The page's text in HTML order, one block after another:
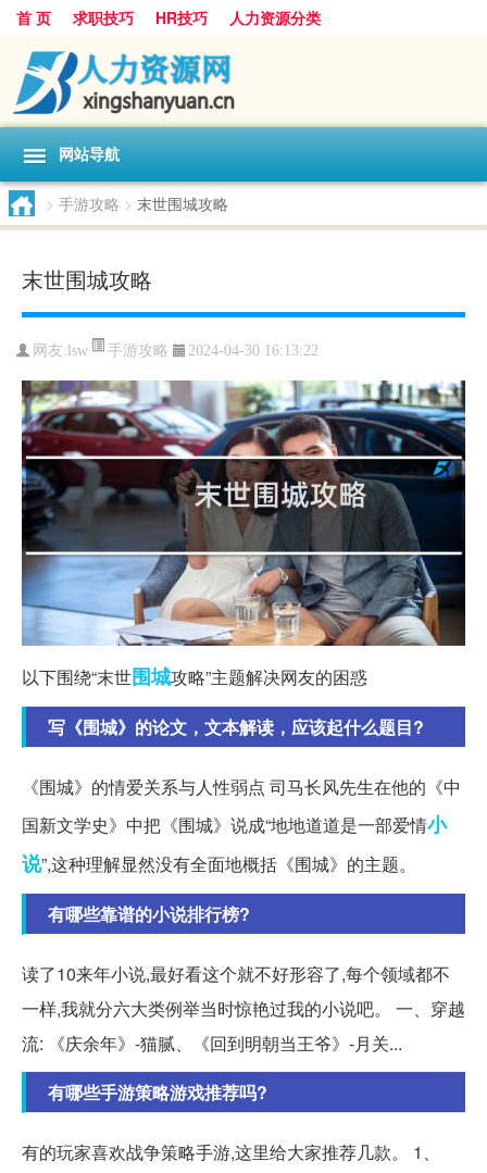
首 页 求职技巧 HR技巧 人力资源分类
网站导航
> 手游攻略 > 末世围城攻略
末世围城攻略
网友:lsw 手游攻略 2024-04-30 16:13:22
以下围绕“末世围城攻略”主题解决网友的困惑
写《围城》的论文，文本解读，应该起什么题目?
《围城》的情爱关系与人性弱点 司马长风先生在他的《中
国新文学史》中把《围城》说成“地地道道是一部爱情小
说”,这种理解显然没有全面地概括《围城》的主题。
有哪些靠谱的小说排行榜?
读了10来年小说,最好看这个就不好形容了,每个领域都不
一样,我就分六大类例举当时惊艳过我的小说吧。 一、穿越
流: 《庆余年》-猫腻、《回到明朝当王爷》-月关...
有哪些手游策略游戏推荐吗?
有的玩家喜欢战争策略手游,这里给大家推荐几款。 1、